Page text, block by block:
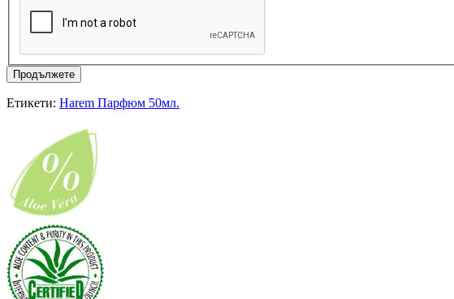
Продължете
Етикети: Harem Парфюм 50мл.